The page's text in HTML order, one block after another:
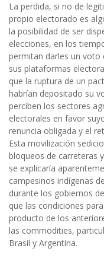
La perdida, si no de
propio electorado es
la posibilidad de ser
elecciones, en los
permitan darles un voto
sus plataformas
que la ruptura de un
habrían depositado su
perciben los sectores
electorales en favor
renuncia obligada y el
Esta movilización
bloqueos de carreteras
se explicaría
campesinos indígenas
durante los gobiernos
que las condiciones
producto de los
las commodities,
Brasil y Argentina.